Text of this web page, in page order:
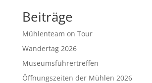
Beiträge
Mühlenteam on Tour
Wandertag 2026
Museumsführertreffen
Öffnungszeiten der Mühlen 2026